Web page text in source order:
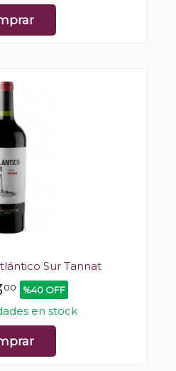
Sur Tannat
00 %40 OFF
en stock